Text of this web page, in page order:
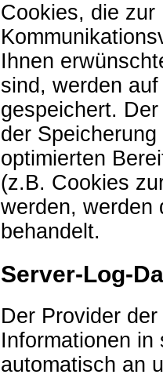
Cookies, die zur
Ihnen
sind, werden
gespeichert.
der
optimierten
(z.B. Cookies
werden, werden
behandelt.
Server-Log-
Der Provider
Informationen
automatisch an